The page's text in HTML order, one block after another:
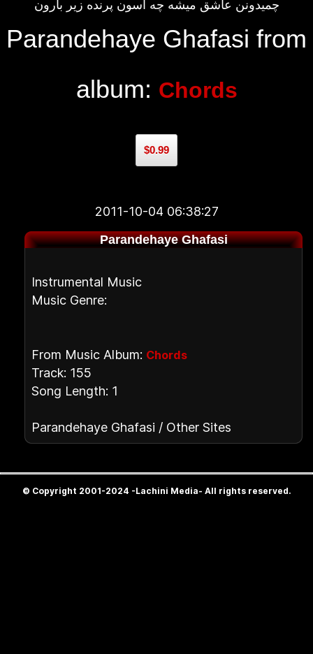
چمیدونن عاشق میشه چه آسون پرنده زیر بارون
Parandehaye Ghafasi from
album: Chords
$0.99
2011-10-04 06:38:27
Parandehaye Ghafasi
Instrumental Music
Music Genre:
From Music Album: Chords
Track: 155
Song Length: 1
Parandehaye Ghafasi / Other Sites
© Copyright 2001-2024 -Lachini Media- All rights reserved.